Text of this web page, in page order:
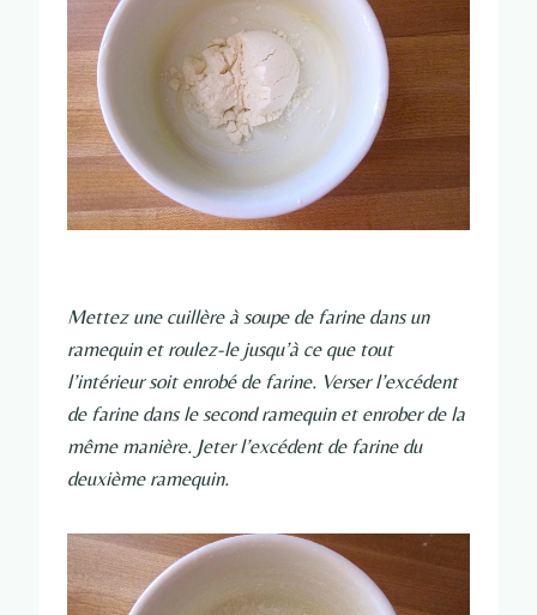
Mettez une cuillère à soupe de farine dans un
ramequin et roulez-le jusqu’à ce que tout
l’intérieur soit enrobé de farine. Verser l’excédent
de farine dans le second ramequin et enrober de la
même manière. Jeter l’excédent de farine du
deuxième ramequin.